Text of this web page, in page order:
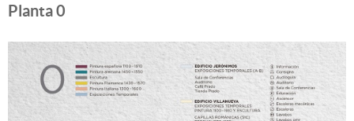
Planta 0